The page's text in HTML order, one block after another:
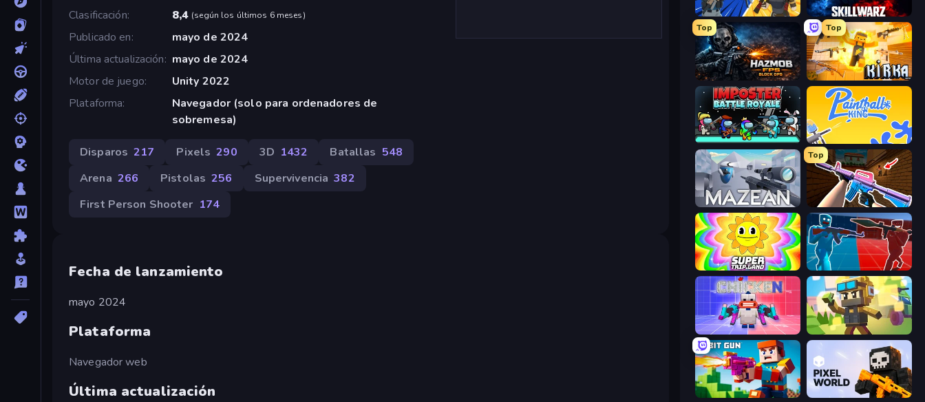
Clasificación
8,4 (según los últimos 6 meses)
Publicado en
mayo de 2024
Última actualización
mayo de 2024
Motor de juego
Unity 2022
Plataforma
Navegador (solo para ordenadores de
sobremesa)
Disparos 217 Pixels 290 3D 1432 Batallas 548
Arena 266 Pistolas 256 Supervivencia 382
First Person Shooter 174
Fecha de lanzamiento
mayo 2024
Plataforma
Navegador web
Última actualización
BuildNow GG SkillWarz
Top
Hazmob FPS: Online Shooter
Top
Kirka.io
Imposter Battle Royale Paintball King
Mazean
Top
KS Z
SuperTrip.Land Battle of the Soldiers: Red vs Blue
Chicken CS Pixel Shooter
Bit Gun.io Pixel World